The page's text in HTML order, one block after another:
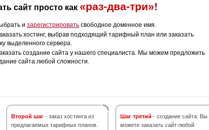
сайт просто как «раз-два-три»!
и зарегистрировать свободное доменное имя.
хостинг, выбрав подходящий тарифный план или заказать
выделенного сервера.
создание сайта у нашего специалиста. Мы можем предложить
сайта любой сложности.
Второй шаг - заказ хостинга из
предлагаемых тарифных планов.
Шаг третий - создание сайта. Вы
можете заказать сайт любой